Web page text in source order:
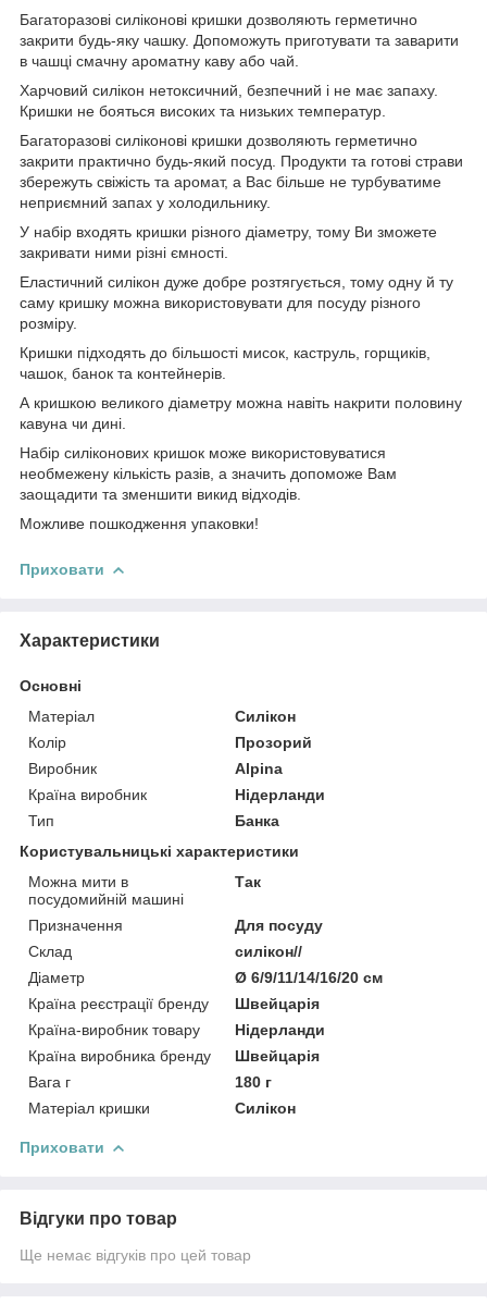
Багаторазові силіконові кришки дозволяють герметично
закрити будь-яку чашку. Допоможуть приготувати та заварити
в чашці смачну ароматну каву або чай.
Харчовий силікон нетоксичний, безпечний і не має запаху.
Кришки не бояться високих та низьких температур.
Багаторазові силіконові кришки дозволяють герметично
закрити практично будь-який посуд. Продукти та готові страви
збережуть свіжість та аромат, а Вас більше не турбуватиме
неприємний запах у холодильнику.
У набір входять кришки різного діаметру, тому Ви зможете
закривати ними різні ємності.
Еластичний силікон дуже добре розтягується, тому одну й ту
саму кришку можна використовувати для посуду різного
розміру.
Кришки підходять до більшості мисок, каструль, горщиків,
чашок, банок та контейнерів.
А кришкою великого діаметру можна навіть накрити половину
кавуна чи дині.
Набір силіконових кришок може використовуватися
необмежену кількість разів, а значить допоможе Вам
заощадити та зменшити викид відходів.
Можливе пошкодження упаковки!
Приховати
Характеристики
Основні
Матеріал
Силікон
Колір
Прозорий
Виробник
Alpina
Країна виробник
Нідерланди
Тип
Банка
Користувальницькі характеристики
Можна мити в
посудомийній машині
Так
Призначення
Для посуду
Склад
силікон//
Діаметр
Ø 6/9/11/14/16/20 см
Країна реєстрації бренду
Швейцарія
Країна-виробник товару
Нідерланди
Країна виробника бренду
Швейцарія
Вага г
180 г
Матеріал кришки
Силікон
Приховати
Відгуки про товар
Ще немає відгуків про цей товар